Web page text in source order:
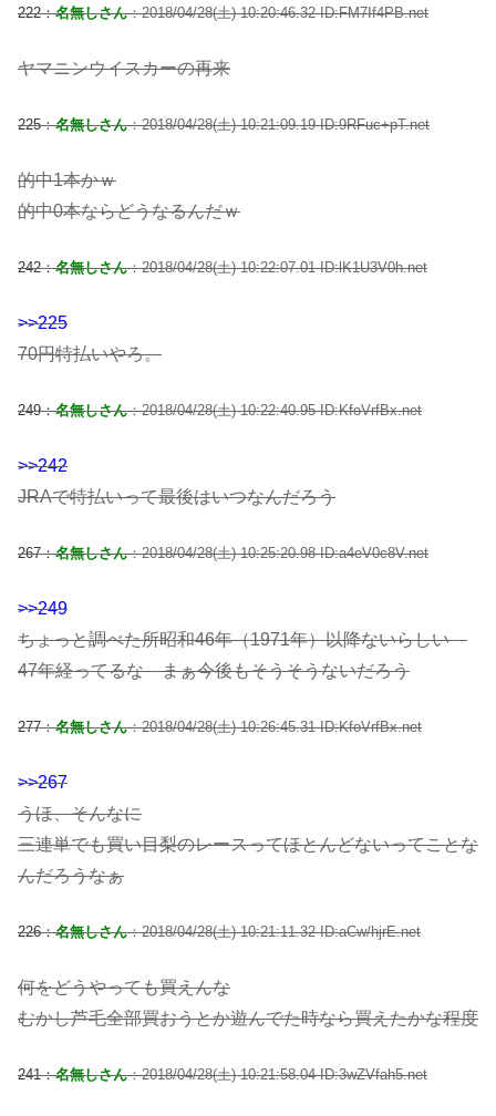
222：名無しさん：2018/04/28(土) 10:20:46.32 ID:FM7If4PB.net
ヤマニンウイスカーの再来
225：名無しさん：2018/04/28(土) 10:21:09.19 ID:9RFuc+pT.net
的中1本かｗ
的中0本ならどうなるんだｗ
242：名無しさん：2018/04/28(土) 10:22:07.01 ID:lK1U3V0h.net
>>225
70円特払いやろ。
249：名無しさん：2018/04/28(土) 10:22:40.95 ID:KfoVrfBx.net
>>242
JRAで特払いって最後はいつなんだろう
267：名無しさん：2018/04/28(土) 10:25:20.98 ID:a4eV0c8V.net
>>249
ちょっと調べた所昭和46年（1971年）以降ないらしい
47年経ってるな まぁ今後もそうそうないだろう
277：名無しさん：2018/04/28(土) 10:26:45.31 ID:KfoVrfBx.net
>>267
うほ、そんなに
三連単でも買い目梨のレースってほとんどないってことな
んだろうなぁ
226：名無しさん：2018/04/28(土) 10:21:11.32 ID:aCw/hjrE.net
何をどうやっても買えんな
むかし芦毛全部買おうとか遊んでた時なら買えたかな程度
241：名無しさん：2018/04/28(土) 10:21:58.04 ID:3wZVfah5.net